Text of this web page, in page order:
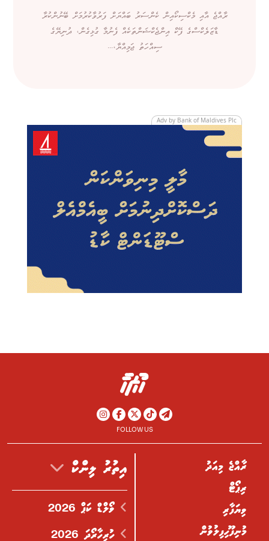
ރާއްޖެ އާއި މެކްސިކޯއިން ކެންސަރު ބައްޔަށް ފަރުވާކުރުމަށް ބޭނުންކުރާ
ޑާޒަލެކްސްގެ ފޭކް އިންޖެކްޝަންތަކެއް ފެނުމާ ގުޅިގެން، ދުނިޔޭގެ
ސިއްހަތު ޖަމިއްޔާ،...
Adv by Bank of Maldives Plc
FOLLOW US
ރާއްޖެ މިއަދު
ރިޕޯޓް
ވިޔަފާރި
މުނިފޫހިފިލުވުން
އިތުރު ލިންކް
ވޯލްޑް ކަޕް 2026
ހުރިހާރޯދަ 2026